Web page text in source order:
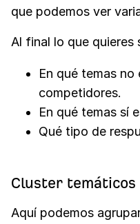
que podemos ver
Al final lo que quieres
En qué temas
competidores.
En qué temas sí
Qué tipo de
Cluster temáticos
Aquí podemos